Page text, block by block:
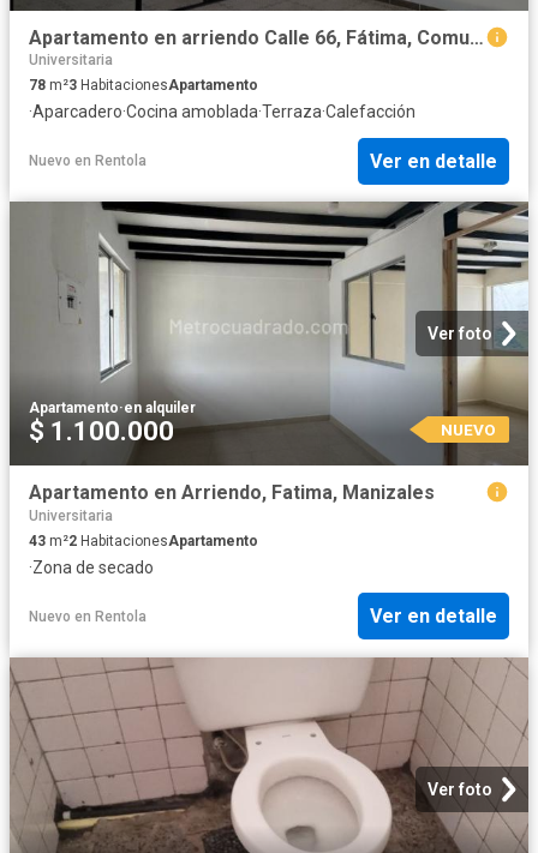
Apartamento en arriendo Calle 66, Fátima, Comuna Universitaria, Perímetro Urbano Manizales, Manizales, Centrosur, Caldas, Rap Del Agua Y La Montaña, 170004, Colombia
Universitaria
78 m²3 HabitacionesApartamento
·Aparcadero·Cocina amoblada·Terraza·Calefacción
Nuevo en Rentola Ver en detalle
Ver foto
Apartamento·en alquiler
$ 1.100.000 NUEVO
Apartamento en Arriendo, Fatima, Manizales
Universitaria
43 m²2 HabitacionesApartamento
·Zona de secado
Nuevo en Rentola Ver en detalle
Ver foto